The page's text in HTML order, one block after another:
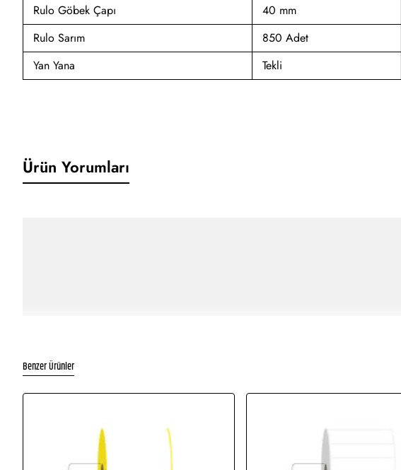
Rulo Göbek Çapı
40 mm
Rulo Sarım
850 Adet
Yan Yana
Tekli
Ürün Yorumları
Benzer Ürünler